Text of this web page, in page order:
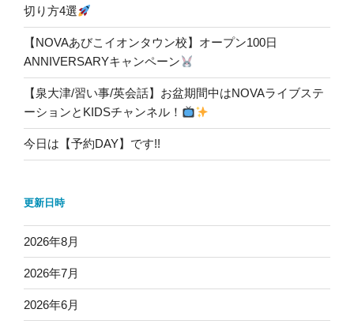
切り方4選
【NOVAあびこイオンタウン校】オープン100日
ANNIVERSARYキャンペーン
【泉大津/習い事/英会話】お盆期間中はNOVAライブステ
ーションとKIDSチャンネル！
今日は【予約DAY】です!!
更新日時
2026年8月
2026年7月
2026年6月